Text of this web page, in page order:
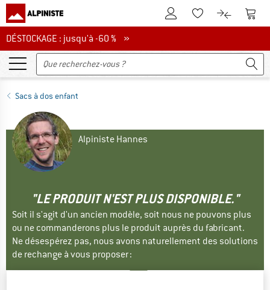
Vers le compte client
Vers la liste
Vers le
DÉSTOCKAGE : jusqu'à -60 %
DÉSTOCKAGE : jusqu'à -60 % »
Sacs à dos enfant
Alpiniste Hannes
"LE PRODUIT N'EST PLUS DISPONIBLE."
Soit il s'agit d'un ancien modèle, soit nous ne pouvons plus
ou ne commanderons plus le produit auprès du fabricant.
Ne désespérez pas, nous avons naturellement des solutions
de rechange à vous proposer :